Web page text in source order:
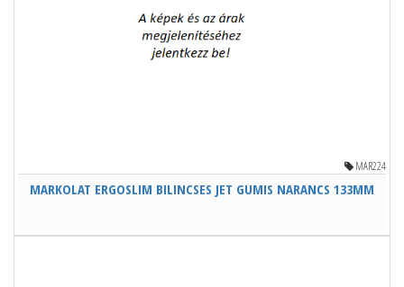
MAR224
MARKOLAT ERGOSLIM BILINCSES JET GUMIS NARANCS 133MM